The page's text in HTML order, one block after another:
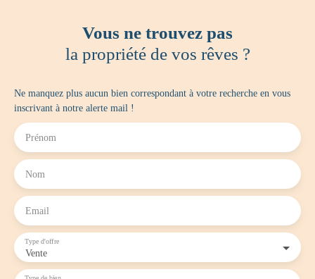
Vous ne trouvez pas
la propriété de vos rêves ?
Ne manquez plus aucun bien correspondant à votre recherche en vous
inscrivant à notre alerte mail !
Prénom
Nom
Email
Vente
Type d'offre